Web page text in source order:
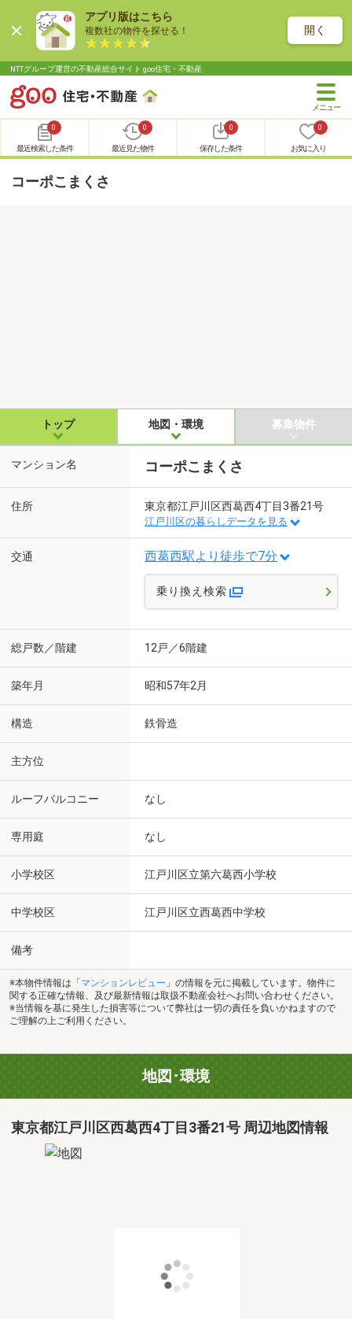
アプリ版はこちら
複数社の物件を探せる！ 開く
NTTグループ運営の不動産総合サイト goo住宅・不動産
0
最近検索した条件
0
最近見た物件
0
保存した条件
0
お気に入り
コーポこまくさ
トップ 地図・環境 募集物件
マンション名 コーポこまくさ
住所 東京都江戸川区西葛西4丁目3番21号
江戸川区の暮らしデータを見る
交通 西葛西駅より徒歩で7分
乗り換え検索
総戸数／階建 12戸／6階建
築年月 昭和57年2月
構造 鉄骨造
主方位
ルーフバルコニー なし
専用庭 なし
小学校区 江戸川区立第六葛西小学校
中学校区 江戸川区立西葛西中学校
備考
※本物件情報は「 マンションレビュー 」の情報を元に掲載しています。物件に
関する正確な情報、及び最新情報は取扱不動産会社へお問い合わせください。
※当情報を基に発生した損害等について弊社は一切の責任を負いかねますので
ご理解の上ご利用ください。
地図･環境
東京都江戸川区西葛西4丁目3番21号 周辺地図情報